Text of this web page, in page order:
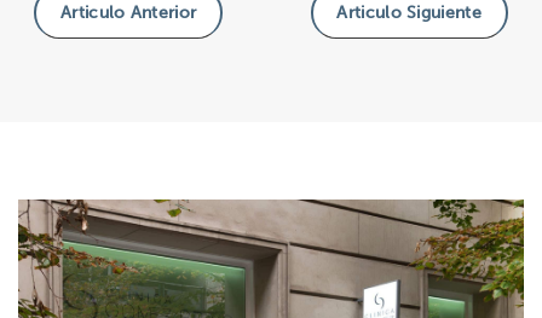
Articulo Siguiente
Articulo Anterior